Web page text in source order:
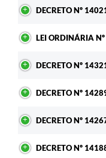
DECRETO Nº
LEI ORDINÁRIA
DECRETO Nº
DECRETO Nº
DECRETO Nº
DECRETO Nº